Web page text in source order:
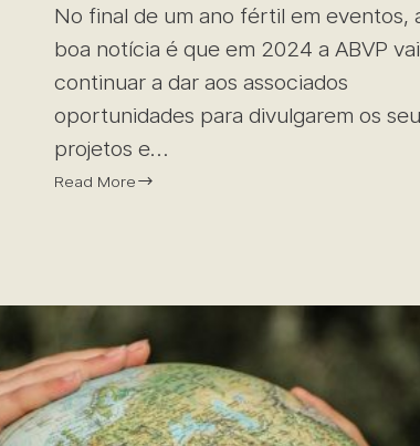
No final de um ano fértil em eventos,
boa notícia é que em 2024 a ABVP vai
continuar a dar aos associados
oportunidades para divulgarem os
projetos e…
Read More